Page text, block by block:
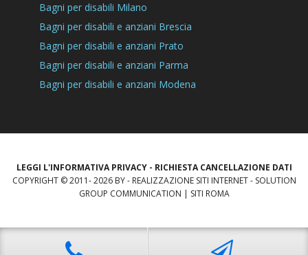
Bagni per disabili Milano
Bagni per disabili e anziani Brescia
Bagni per disabili e anziani Prato
Bagni per disabili e anziani Parma
Bagni per disabili e anziani Modena
LEGGI L'INFORMATIVA PRIVACY- RICHIESTA CANCELLAZIONE DATI
COPYRIGHT © 2011- 2026 BY - REALIZZAZIONE SITI INTERNET- SOLUTION
GROUP COMMUNICATION | SITI ROMA